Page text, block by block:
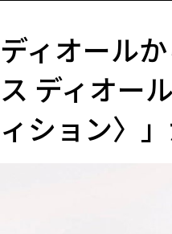
ディオール
ス ディオー
ィション〉